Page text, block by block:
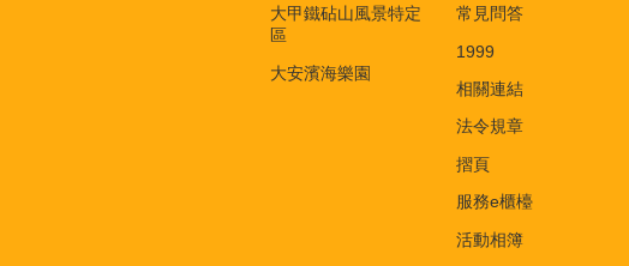
大甲鐵砧山風景特定
區
大安濱海樂園
常見問答
1999
相關連結
法令規章
摺頁
服務e櫃檯
活動相簿